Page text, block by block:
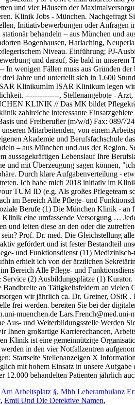
Arbeitsplatz §, Mhh Leberambulanz
, Emil Und Die Detektive Namen,